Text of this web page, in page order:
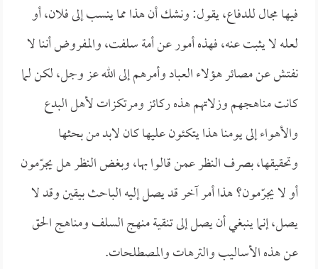
فيها مجال للدفاع، يقول: ونشك أن هذا مما ينسب إلى فلان، أو
لعله لا يثبت عنه، فهذه أمور عن أمة سلفت، والمفروض أننا لا
نفتش عن مصائر هؤلاء العباد وأمرهم إلى الله عز وجل، لكن لما
كانت مناهجهم وزلاتهم هذه ركائز ومرتكزات لأهل البدع
والأهواء إلى يومنا هذا يتكئون عليها كان لابد من بحثها
وتحقيقها، بصرف النظر عمن قالوا بها، وبغض النظر هل يجرّمون
أو لا يجرّمون؟ هذا أمر آخر قد يصل إليه الباحث بيقين وقد لا
يصل، إنما ينبغي أن يصل إلى تنقية منهج السلف ومناهج الحق
عن هذه الأساليب والترهات والمصطلحات.